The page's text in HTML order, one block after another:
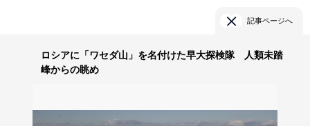
記事ページへ
ロシアに「ワセダ山」を名付けた早大探検隊 人類未踏
峰からの眺め